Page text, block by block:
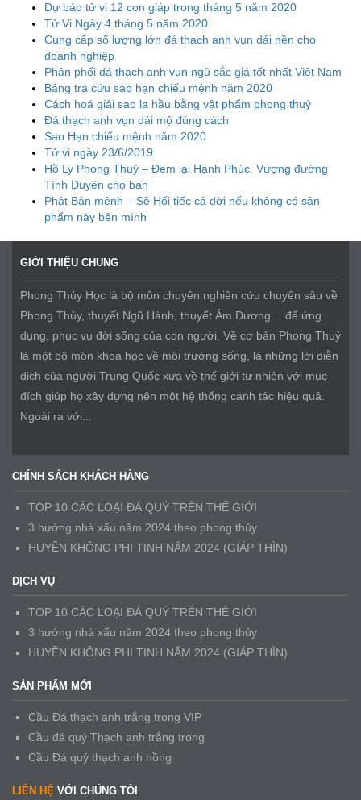
Dự báo tử vi 12 con giáp trong tháng 5 năm 2020
Tử Vi Ngày 4 tháng 5 năm 2020
Cung cấp số lượng lớn đá thạch anh vụn dải nền cho
doanh nghiệp
Phân phối đá thạch anh vụn ngũ sắc giá tốt nhất Việt Nam
Bảng tra cứu sao hạn chiếu mệnh năm 2020
Cách hoá giải sao la hầu bằng vật phẩm phong thuỷ
Đá thạch anh vụn dải mộ đúng cách
Sao Hạn chiếu mệnh năm 2020
Tử vi ngày 23/6/2019
Hồ Ly Phong Thuỷ – Đem lại Hạnh Phúc. Vượng đường
Tình Duyên cho bạn
Phật Bản mệnh – Sẽ Hối tiếc cả đời nếu không có sản
phẩm này bên mình
GIỚI THIỆU CHUNG
Phong Thủy Học là bộ môn chuyên nghiên cứu chuyên sâu về
Phong Thủy, thuyết Ngũ Hành, thuyết Âm Dương… để ứng
dụng, phục vụ đời sống của con người. Về cơ bản Phong Thuỷ
là một bộ môn khoa học về môi trường sống, là những lời diễn
dịch của người Trung Quốc xưa về thế giới tự nhiên với mục
đích giúp họ xây dựng nên một hệ thống canh tác hiệu quả.
Ngoài ra với...
CHÍNH SÁCH KHÁCH HÀNG
TOP 10 CÁC LOẠI ĐÁ QUÝ TRÊN THẾ GIỚI
3 hướng nhà xấu năm 2024 theo phong thủy
HUYỀN KHÔNG PHI TINH NĂM 2024 (GIÁP THÌN)
DỊCH VỤ
TOP 10 CÁC LOẠI ĐÁ QUÝ TRÊN THẾ GIỚI
3 hướng nhà xấu năm 2024 theo phong thủy
HUYỀN KHÔNG PHI TINH NĂM 2024 (GIÁP THÌN)
SẢN PHẨM MỚI
Cầu Đá thạch anh trắng trong VIP
Cầu đá quý Thạch anh trắng trong
Cầu Đá quý thạch anh hồng
LIÊN HỆ VỚI CHÚNG TÔI